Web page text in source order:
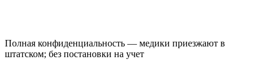
Полная конфиденциальность — медики приезжают в
штатском; без постановки на учет